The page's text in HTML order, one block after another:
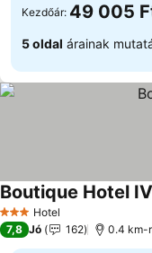
Kezdőár: 49 005
5 oldal árainak
3 Kategória
Hotel
Boutique Hotel
7,8 Jó 162 0.4 km-